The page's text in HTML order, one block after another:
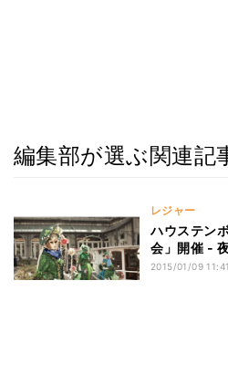
編集部が選ぶ関連記
レジャー
ハウステン
会」開催 -
2015/01/09 11:41